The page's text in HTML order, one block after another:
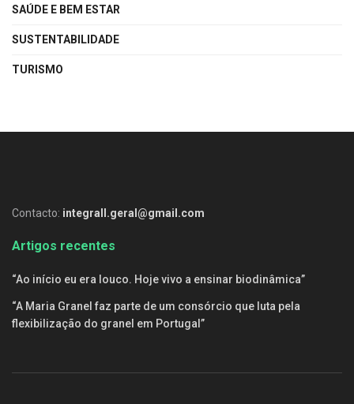
SAÚDE E BEM ESTAR
SUSTENTABILIDADE
TURISMO
Contacto: integrall.geral@gmail.com
Artigos recentes
“Ao início eu era louco. Hoje vivo a ensinar biodinâmica”
“A Maria Granel faz parte de um consórcio que luta pela
flexibilização do granel em Portugal”